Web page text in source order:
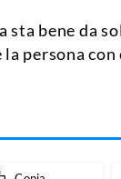
sta bene da
persona con